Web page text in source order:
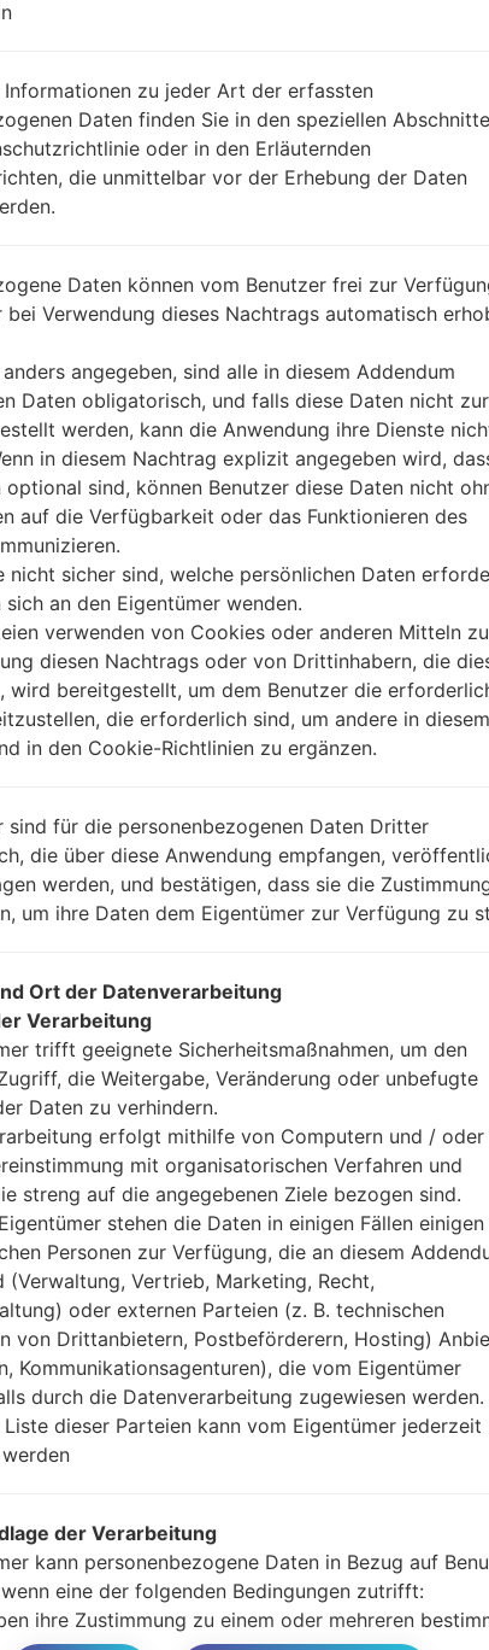
Orange, SFR, BOUYGTEL, FRE
E
SIE AUF RECAPTCHA
Anleitung
Laden Sie auf Ihren
Sie brauchen
(wählen Sie 5
AP: „System &
CP: „Modem &
Fügen Sie dem
Wenn Sie das
CSC_***, in einem
Ihre Daten zu
Jetzt schalten Sie
Modus. Alle
Halten Sie die
gedrückt.
Halten Sie Lauter-
Sie das Telefon mit
Halten Sie die
Schließen Sie das
und Bixbi-Tasten
Halten Sie die
Dann schließen Sie
Zum Schluss klicken
gestartet und von PC
Informationen zu jeder Art der erfassten
Daten finden Sie in den speziellen
oder in den Erläuternden
die unmittelbar vor der Erhebung der Daten
Daten können vom Benutzer frei zur
Verwendung dieses Nachtrags automatisch
angegeben, sind alle in diesem Addendum
Daten obligatorisch, und falls diese Daten nicht zur
werden, kann die Anwendung ihre Dienste
in diesem Nachtrag explizit angegeben wird,
optional sind, können Benutzer diese Daten nicht
auf die Verfügbarkeit oder das Funktionieren des
nicht sicher sind, welche persönlichen Daten
sich an den Eigentümer wenden.
verwenden von Cookies oder anderen Mitteln
diesen Nachtrags oder von Drittinhabern, die
wird bereitgestellt, um dem Benutzer die
die erforderlich sind, um andere in diesem
in den Cookie-Richtlinien zu ergänzen.
sind für die personenbezogenen Daten Dritter
die über diese Anwendung empfangen,
werden, und bestätigen, dass sie die
um ihre Daten dem Eigentümer zur Verfügung zu
Ort der Datenverarbeitung
Verarbeitung
trifft geeignete Sicherheitsmaßnahmen, um den
die Weitergabe, Veränderung oder unbefugte
Daten zu verhindern.
erfolgt mithilfe von Computern und / oder
mit organisatorischen Verfahren und
streng auf die angegebenen Ziele bezogen sind.
stehen die Daten in einigen Fällen einigen
Personen zur Verfügung, die an diesem
(Verwaltung, Vertrieb, Marketing, Recht,
oder externen Parteien (z. B. technischen
von Drittanbietern, Postbeförderern, Hosting)
Kommunikationsagenturen), die vom Eigentümer
durch die Datenverarbeitung zugewiesen werden.
dieser Parteien kann vom Eigentümer jederzeit
der Verarbeitung
kann personenbezogene Daten in Bezug auf
eine der folgenden Bedingungen zutrifft:
ihre Zustimmung zu einem oder mehreren